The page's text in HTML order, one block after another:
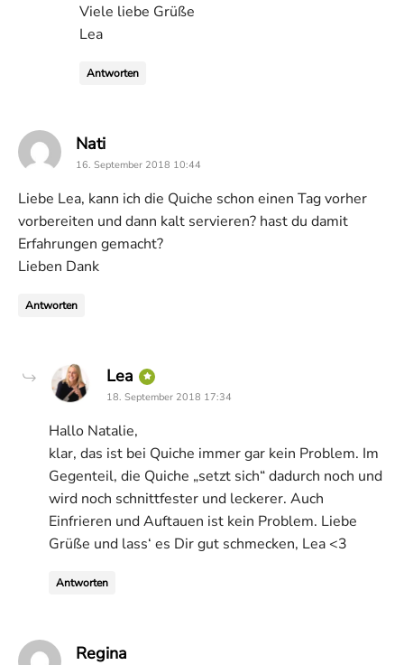
Viele liebe Grüße
Lea
Antworten
Natisays:
16. September 2018 10:44
Liebe Lea, kann ich die Quiche schon einen Tag vorher
vorbereiten und dann kalt servieren? hast du damit
Erfahrungen gemacht?
Lieben Dank
Antworten
Lea says:
18. September 2018 17:34
Hallo Natalie,
klar, das ist bei Quiche immer gar kein Problem. Im
Gegenteil, die Quiche „setzt sich“ dadurch noch und
wird noch schnittfester und leckerer. Auch
Einfrieren und Auftauen ist kein Problem. Liebe
Grüße und lass‘ es Dir gut schmecken, Lea <3
Antworten
Regina